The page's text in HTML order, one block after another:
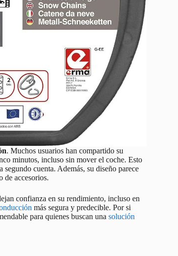
. Muchos usuarios han compartido su
minutos, incluso sin mover el coche. Esto
cuenta. Además, su diseño parece
de accesorios.
confianza en su rendimiento, incluso en
más segura y predecible. Por si
para quienes buscan una solución